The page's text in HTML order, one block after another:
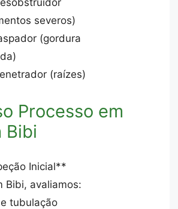
severos)
(gordura
(raízes)
Processo em
Bibi
Inicial**
Bibi, avaliamos:
tubulação